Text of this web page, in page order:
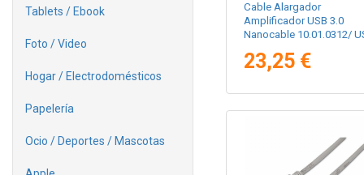
Tablets / Ebook
Foto / Video
Hogar / Electrodomésticos
Papelería
Ocio / Deportes / Mascotas
Cable Alargador
Amplificador USB 3.0
Nanocable 10.01.0312/
Negro
23,25 €